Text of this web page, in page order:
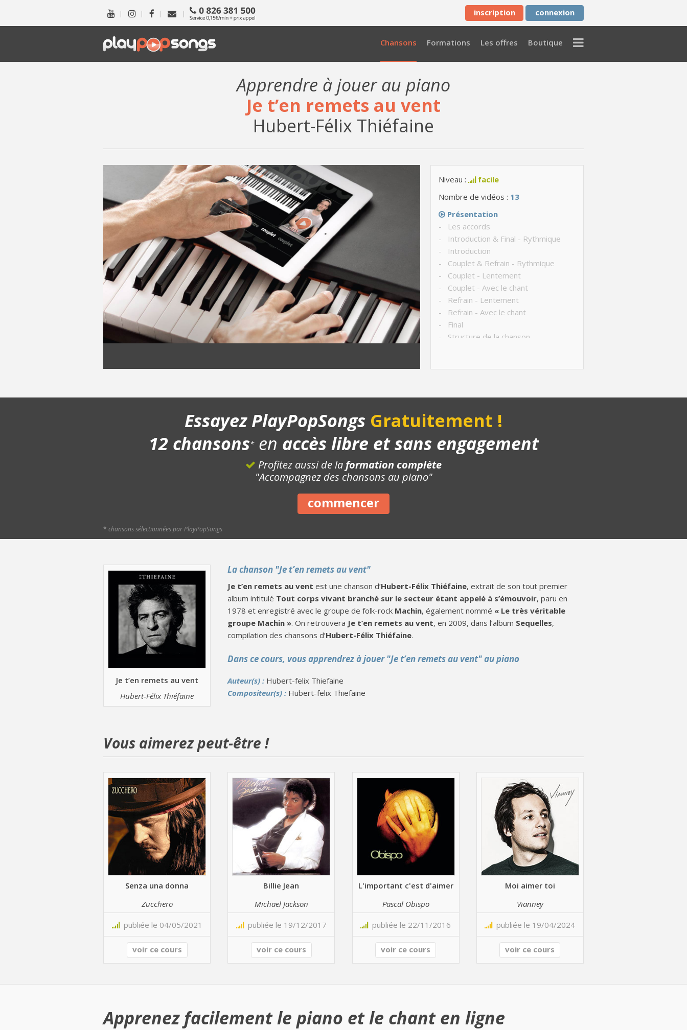
| | | | inscription connexion
Chansons Formations Les offres Boutique Menu
Apprendre à jouer au piano
Je t’en remets au vent
Hubert-Félix Thiéfaine
Niveau :
facile
Nombre de vidéos : 13
Présentation
- Les accords
- Introduction & Final - Rythmique
- Introduction
- Couplet & Refrain - Rythmique
- Couplet - Lentement
- Couplet - Avec le chant
- Refrain - Lentement
- Refrain - Avec le chant
- Final
- Structure de la chanson
Essayez PlayPopSongs Gratuitement !
12 chansons*en accès libre et sans engagement
Profitez aussi de la formation complète
"Accompagnez des chansons au piano"
commencer
* chansons sélectionnées par PlayPopSongs
Je t’en remets au vent
Hubert-Félix Thiéfaine
La chanson "Je t’en remets au vent"
Je t’en remets au vent est une chanson d’Hubert-Félix Thiéfaine, extrait de son tout premier
album intitulé Tout corps vivant branché sur le secteur étant appelé à s’émouvoir, paru en
1978 et enregistré avec le groupe de folk-rock Machin, également nommé « Le très véritable
groupe Machin ». On retrouvera Je t’en remets au vent, en 2009, dans l’album Sequelles,
compilation des chansons d’Hubert-Félix Thiéfaine.
Dans ce cours, vous apprendrez à jouer "Je t’en remets au vent" au piano
Auteur(s) : Hubert-felix Thiefaine
Compositeur(s) : Hubert-felix Thiefaine
Vous aimerez peut-être !
Senza una donna
Zucchero
publiée le 04/05/2021
voir ce cours
Billie Jean
Michael Jackson
publiée le 19/12/2017
voir ce cours
L'important c'est d'aimer
Pascal Obispo
publiée le 22/11/2016
voir ce cours
Moi aimer toi
Vianney
publiée le 19/04/2024
voir ce cours
Apprenez facilement le piano et le chant en ligne